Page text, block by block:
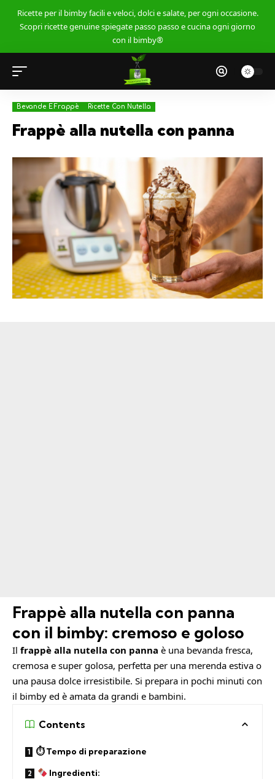
Ricette per il bimby facili e veloci, dolci e salate, per ogni occasione.
Scopri ricette genuine spiegate passo passo e cucina ogni giorno
con il bimby®
Bevande E Frappè Ricette Con Nutella
Frappè alla nutella con panna
Frappè alla nutella con panna
con il bimby: cremoso e goloso
Il frappè alla nutella con panna è una bevanda fresca,
cremosa e super golosa, perfetta per una merenda estiva o
una pausa dolce irresistibile. Si prepara in pochi minuti con
il bimby ed è amata da grandi e bambini.
Contents
⏱ Tempo di preparazione
Ingredienti: